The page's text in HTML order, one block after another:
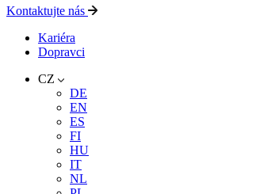
Kontaktujte nás
Kariéra
Dopravci
CZ
DE
EN
ES
FI
HU
IT
NL